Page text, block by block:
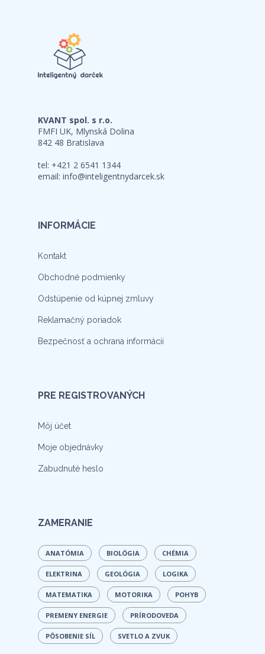
KVANT spol. s r.o.
FMFI UK, Mlynská Dolina
842 48 Bratislava
tel: +421 2 6541 1344
email: info@inteligentnydarcek.sk
INFORMÁCIE
Kontakt
Obchodné podmienky
Odstúpenie od kúpnej zmluvy
Reklamačný poriadok
Bezpečnosť a ochrana informácií
PRE REGISTROVANÝCH
Môj účet
Moje objednávky
Zabudnuté heslo
ZAMERANIE
ANATÓMIA BIOLÓGIA CHÉMIA
ELEKTRINA GEOLÓGIA LOGIKA
MATEMATIKA MOTORIKA POHYB
PREMENY ENERGIE PRÍRODOVEDA
PÔSOBENIE SÍL SVETLO A ZVUK